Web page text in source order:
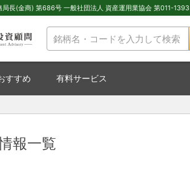
局長(金商) 第686号 一般社団法人 資産運用業協会 第011-1393
すすめ 有料サービス
報一覧